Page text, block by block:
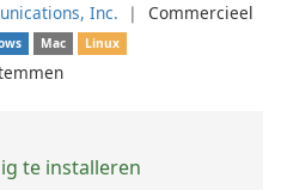
Inc. ❘ Commercieel
Mac Linux
te installeren